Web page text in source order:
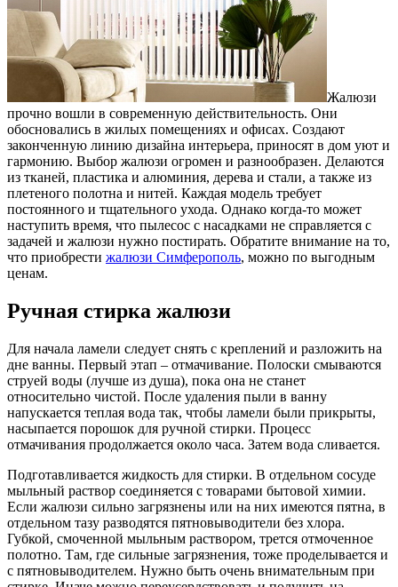
Жалюзи
прочно вошли в современную действительность. Они
обосновались в жилых помещениях и офисах. Создают
законченную линию дизайна интерьера, приносят в дом уют и
гармонию. Выбор жалюзи огромен и разнообразен. Делаются
из тканей, пластика и алюминия, дерева и стали, а также из
плетеного полотна и нитей. Каждая модель требует
постоянного и тщательного ухода. Однако когда-то может
наступить время, что пылесос с насадками не справляется с
задачей и жалюзи нужно постирать. Обратите внимание на то,
что приобрести жалюзи Симферополь, можно по выгодным
ценам.
Ручная стирка жалюзи
Для начала ламели следует снять с креплений и разложить на
дне ванны. Первый этап – отмачивание. Полоски смываются
струей воды (лучше из душа), пока она не станет
относительно чистой. После удаления пыли в ванну
напускается теплая вода так, чтобы ламели были прикрыты,
насыпается порошок для ручной стирки. Процесс
отмачивания продолжается около часа. Затем вода сливается.
Подготавливается жидкость для стирки. В отдельном сосуде
мыльный раствор соединяется с товарами бытовой химии.
Если жалюзи сильно загрязнены или на них имеются пятна, в
отдельном тазу разводятся пятновыводители без хлора.
Губкой, смоченной мыльным раствором, трется отмоченное
полотно. Там, где сильные загрязнения, тоже проделывается и
с пятновыводителем. Нужно быть очень внимательным при